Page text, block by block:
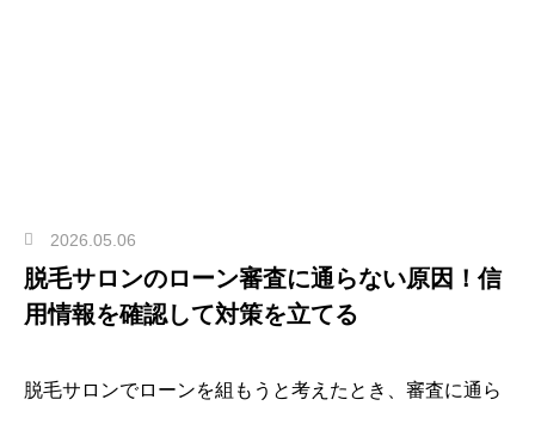
2026.05.06
脱毛サロンのローン審査に通らない原因！信
用情報を確認して対策を立てる
脱毛サロンでローンを組もうと考えたとき、審査に通ら